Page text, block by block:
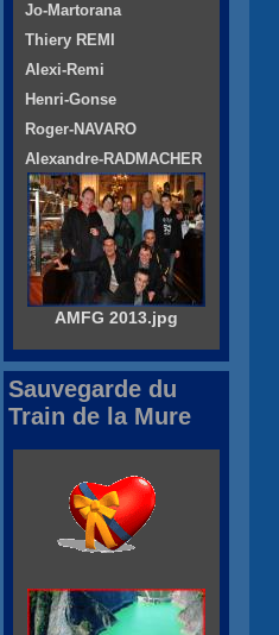
Jo-Martorana
Thiery REMI
Alexi-Remi
Henri-Gonse
Roger-NAVARO
Alexandre-RADMACHER
AMFG 2013.jpg
Sauvegarde du
Train de la Mure